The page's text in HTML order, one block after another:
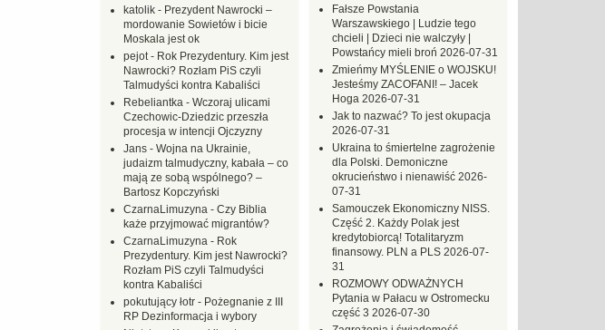
Fałsze Powstania
Warszawskiego | Ludzie tego
chcieli | Dzieci nie walczyły |
Powstańcy mieli broń 2026-07-31
Zmieńmy MYŚLENIE o WOJSKU!
Jesteśmy ZACOFANI! – Jacek
Hoga 2026-07-31
Jak to nazwać? To jest okupacja
2026-07-31
Ukraina to śmiertelne zagrożenie
dla Polski. Demoniczne
okrucieństwo i nienawiść 2026-
07-31
Samouczek Ekonomiczny NISS.
Część 2. Każdy Polak jest
kredytobiorcą! Totalitaryzm
finansowy. PLN a PLS 2026-07-
31
ROZMOWY ODWAŻNYCH
Pytania w Pałacu w Ostromecku
część 3 2026-07-30
katolik - Prezydent Nawrocki –
mordowanie Sowietów i bicie
Moskala jest ok
pejot- Rok Prezydentury. Kim jest
Nawrocki? Rozłam PiS czyli
Talmudyści kontra Kabaliści
Rebeliantka - Wczoraj ulicami
Czechowic-Dziedzic przeszła
procesja w intencji Ojczyzny
Jans - Wojna na Ukrainie,
judaizm talmudyczny, kabała – co
mają ze sobą wspólnego? –
Bartosz Kopczyński
CzarnaLimuzyna - Czy Biblia
każe przyjmować migrantów?
CzarnaLimuzyna - Rok
Prezydentury. Kim jest Nawrocki?
Rozłam PiS czyli Talmudyści
kontra Kabaliści
pokutujący łotr - Pożegnanie z III
RP Dezinformacja i wybory